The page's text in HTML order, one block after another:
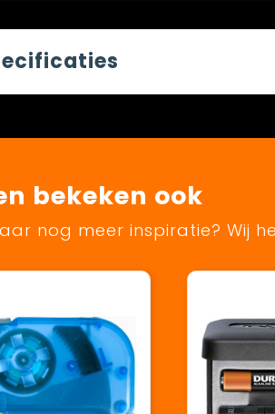
bekeken ook
nog meer inspiratie? Wij